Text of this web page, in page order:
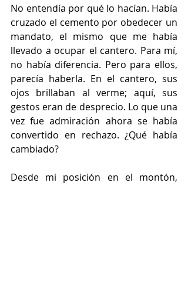
No entendía por qué lo hacían. Había
cruzado el cemento por obedecer un
mandato, el mismo que me había
llevado a ocupar el cantero. Para mí,
no había diferencia. Pero para ellos,
parecía haberla. En el cantero, sus
ojos brillaban al verme; aquí, sus
gestos eran de desprecio. Lo que una
vez fue admiración ahora se había
convertido en rechazo. ¿Qué había
cambiado?
Desde mi posición en el montón,